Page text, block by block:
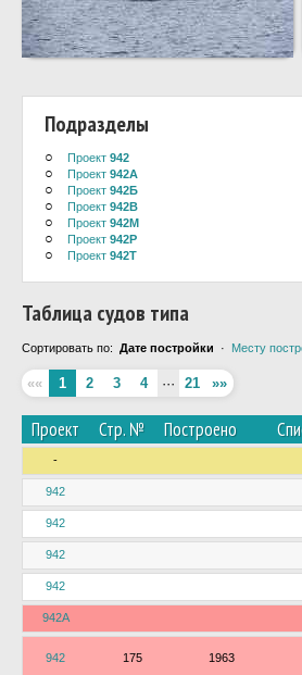
Подразделы
○ Проект 942
○ Проект 942А
○ Проект 942Б
○ Проект 942В
○ Проект 942М
○ Проект 942Р
○ Проект 942Т
Таблица судов типа
Сортировать по: Дате постройки · Месту
«« 1 2 3 4 ··· 21 »»
Проект Стр. № Построено
-
942
942
942
942
942А
942 175 1963